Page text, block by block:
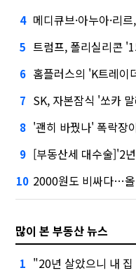
4 메디큐브·아누아·리
5 트럼프, 폴리실리콘
6 홈플러스의 'K트레
7 SK, 자본잠식 '쏘카
8 '괜히 바꿨나' 폭락장이
9 [부동산세 대수술]'2
10 2000원도 비싸다…올리
많이 본 부동산 뉴스
1 "20년 살았으니 내